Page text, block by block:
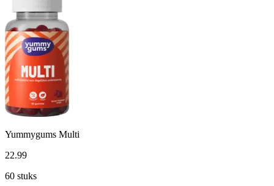
Yummygums Multi
22.99
60 stuks